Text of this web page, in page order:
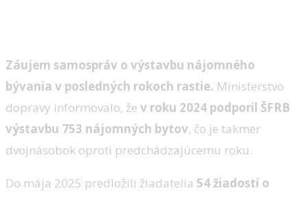
Záujem samospráv o výstavbu nájomného
bývania v posledných rokoch rastie. Ministerstvo
dopravy informovalo, že v roku 2024 podporil ŠFRB
výstavbu 753 nájomných bytov, čo je takmer
dvojnásobok oproti predchádzajúcemu roku.
Do mája 2025 predložili žiadatelia 54 žiadostí o